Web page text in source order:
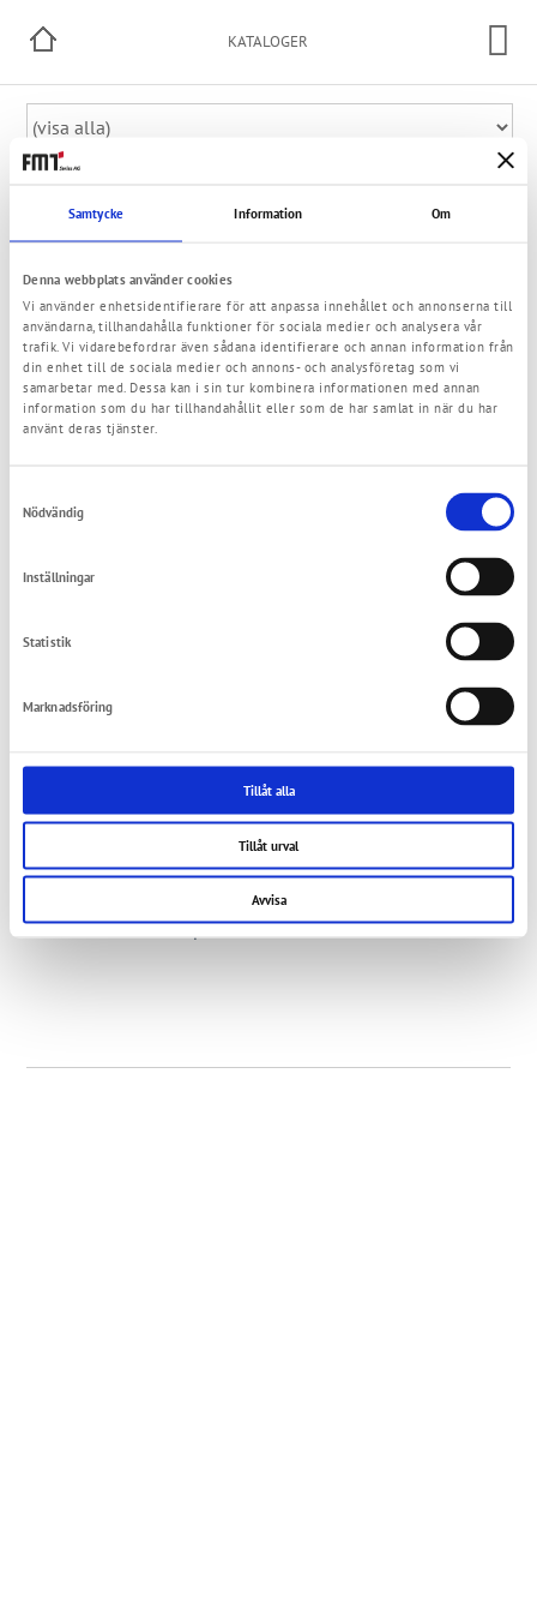
Samtycke Information Om
Denna webbplats använder cookies
Vi använder enhetsidentifierare för att anpassa innehållet och annonserna till
användarna, tillhandahålla funktioner för sociala medier och analysera vår
trafik. Vi vidarebefordrar även sådana identifierare och annan information från
din enhet till de sociala medier och annons- och analysföretag som vi
samarbetar med. Dessa kan i sin tur kombinera informationen med annan
information som du har tillhandahållit eller som de har samlat in när du har
använt deras tjänster.
Nödvändig
Inställningar
Statistik
Marknadsföring
Tillåt alla
Tillåt urval
Avvisa
KATALOGER
ePaper mobiSTEEL
ePaper AdBlue® Station